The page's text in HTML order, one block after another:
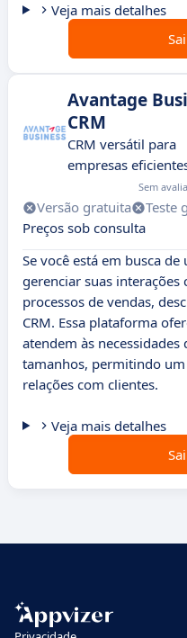
Veja mais detalhes
Avantage
CRM
CRM versátil para
empresas
Sem
Versão gratuita Teste
Preços sob consulta
Se você está em busca
gerenciar suas
processos de vendas,
CRM. Essa plataforma
atendem às
tamanhos, permitindo
relações com clientes.
Veja mais detalhes